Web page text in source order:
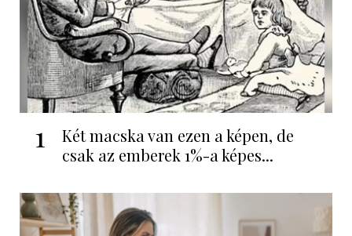
1
Két macska van ezen a képen, de
csak az emberek 1%-a képes...